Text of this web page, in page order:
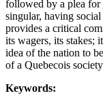
followed by a plea for
singular, having
provides a critical
its wagers, its stakes;
idea of the nation to
of a Quebecois
Keywords: